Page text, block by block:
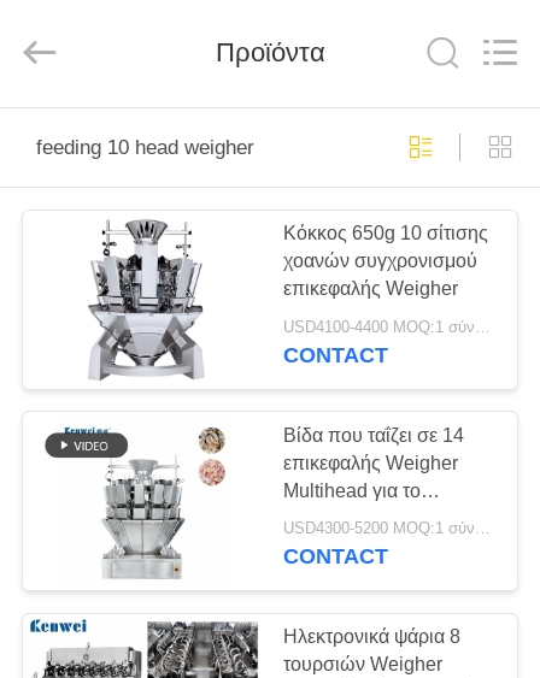
ΣΕΛΊΔΑ
ΠΡΟΪΌΝΤΑ
ΣΧΕΤΙΚΆ
ΕΜΆΣ
ΓΎΡΟΣ
ΕΡΓΟΣΤΑΣΊΩΝ
ΠΟΙΟΤΙΚΌΣ
ΈΛΕΓΧΟΣ
Co.,
Reserved.
Προϊόντα
feeding 10 head weigher
Κόκκος 650g 10 σίτισης
χοανών συγχρονισμού
επικεφαλής Weigher
USD4100-4400 MOQ:1 σύνολο
CONTACT
Βίδα που ταΐζει σε 14
επικεφαλής Weigher
Multihead για το
ζυγίζοντας κρέας
USD4300-5200 MOQ:1 σύνολο
CONTACT
Ηλεκτρονικά ψάρια 8
τουρσιών Weigher